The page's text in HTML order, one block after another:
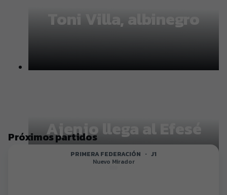
Toni Villa, albinegro
Ajenjo llega al Efesé
Próximos partidos
PRIMERA FEDERACIÓN · J1
Nuevo Mirador